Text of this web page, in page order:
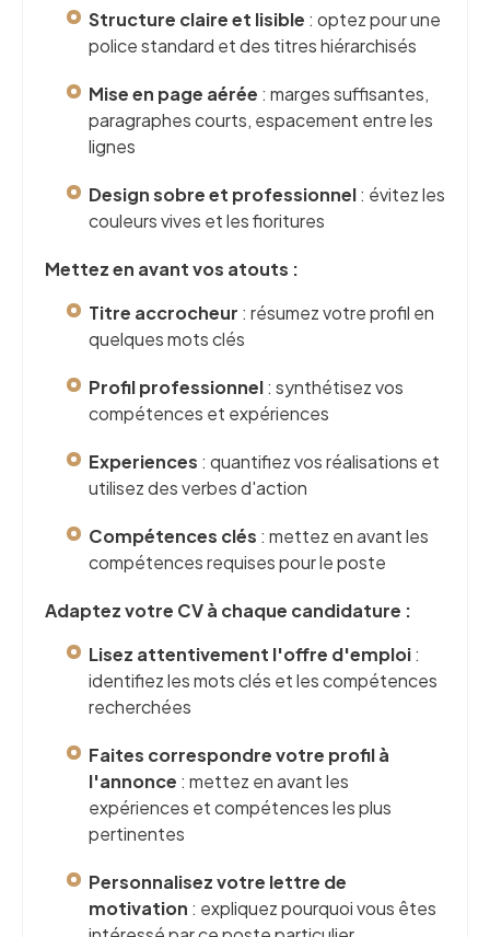
Structure claire et lisible : optez pour une
police standard et des titres hiérarchisés
Mise en page aérée : marges suffisantes,
paragraphes courts, espacement entre les
lignes
Design sobre et professionnel: évitez les
couleurs vives et les fioritures
Mettez en avant vos atouts :
Titre accrocheur : résumez votre profil en
quelques mots clés
Profil professionnel: synthétisez vos
compétences et expériences
Experiences : quantifiez vos réalisations et
utilisez des verbes d'action
Compétences clés : mettez en avant les
compétences requises pour le poste
Adaptez votre CV à chaque candidature :
Lisez attentivement l'offre d'emploi:
identifiez les mots clés et les compétences
recherchées
Faites correspondre votre profil à
l'annonce : mettez en avant les
expériences et compétences les plus
pertinentes
Personnalisez votre lettre de
motivation : expliquez pourquoi vous êtes